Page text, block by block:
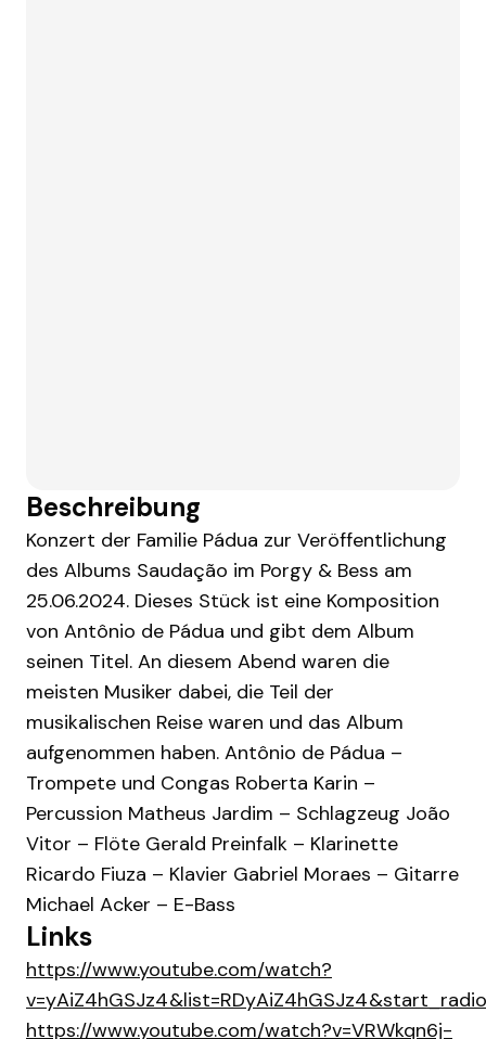
Beschreibung
Konzert der Familie Pádua zur Veröffentlichung
des Albums Saudação im Porgy & Bess am
25.06.2024. Dieses Stück ist eine Komposition
von Antônio de Pádua und gibt dem Album
seinen Titel. An diesem Abend waren die
meisten Musiker dabei, die Teil der
musikalischen Reise waren und das Album
aufgenommen haben. Antônio de Pádua –
Trompete und Congas Roberta Karin –
Percussion Matheus Jardim – Schlagzeug João
Vitor – Flöte Gerald Preinfalk – Klarinette
Ricardo Fiuza – Klavier Gabriel Moraes – Gitarre
Michael Acker – E-Bass
Links
https://www.youtube.com/watch?
https://www.youtube.com/watch?v=VRWkqn6j-